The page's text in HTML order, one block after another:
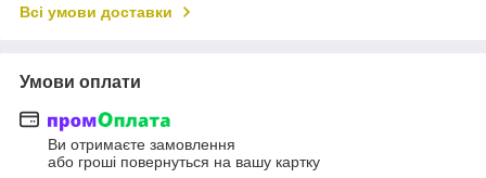
Всі умови доставки
Умови оплати
Ви отримаєте замовлення
або гроші повернуться на вашу картку